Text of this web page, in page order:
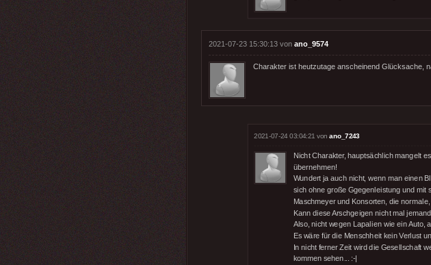
2021-07-23 15:30:13 von ano_9574
Charakter ist heutzutage anscheinend Glücksache,
2021-07-24 03:04:21 vonano_7243
Nicht Charakter, hauptsächlich mangelt
übernehmen!
Wundert ja auch nicht, wenn man einen
sich ohne große Ggegenleistung und mit
Maschmeyer und Konsorten, die
Kann diese Arschgeigen nicht mal
Also, nicht wegen Lapalien wie ein Auto,
Es wäre für die Menschheit kein Verlust
In nicht ferner Zeit wird die Gesellschaft
kommen sehen... :-|